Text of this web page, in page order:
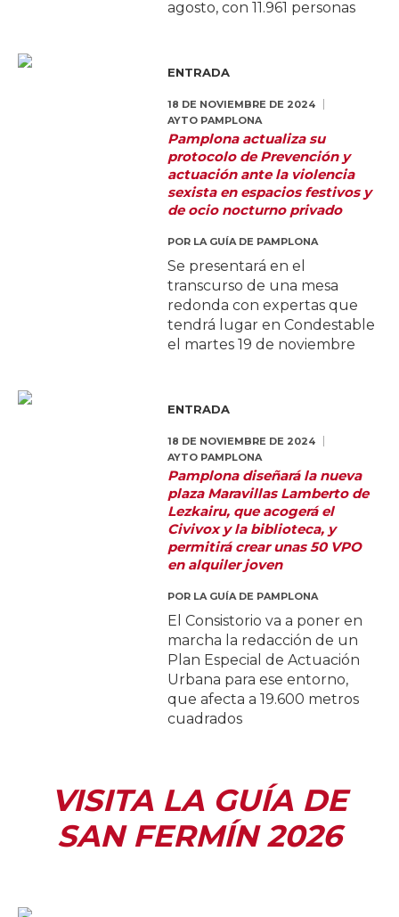
agosto, con 11.961 personas
ENTRADA
18 DE NOVIEMBRE DE 2024
AYTO PAMPLONA
Pamplona actualiza su
protocolo de Prevención y
actuación ante la violencia
sexista en espacios festivos y
de ocio nocturno privado
POR LA GUÍA DE PAMPLONA
Se presentará en el
transcurso de una mesa
redonda con expertas que
tendrá lugar en Condestable
el martes 19 de noviembre
ENTRADA
18 DE NOVIEMBRE DE 2024
AYTO PAMPLONA
Pamplona diseñará la nueva
plaza Maravillas Lamberto de
Lezkairu, que acogerá el
Civivox y la biblioteca, y
permitirá crear unas 50 VPO
en alquiler joven
POR LA GUÍA DE PAMPLONA
El Consistorio va a poner en
marcha la redacción de un
Plan Especial de Actuación
Urbana para ese entorno,
que afecta a 19.600 metros
cuadrados
VISITA LA GUÍA DE
SAN FERMÍN 2026